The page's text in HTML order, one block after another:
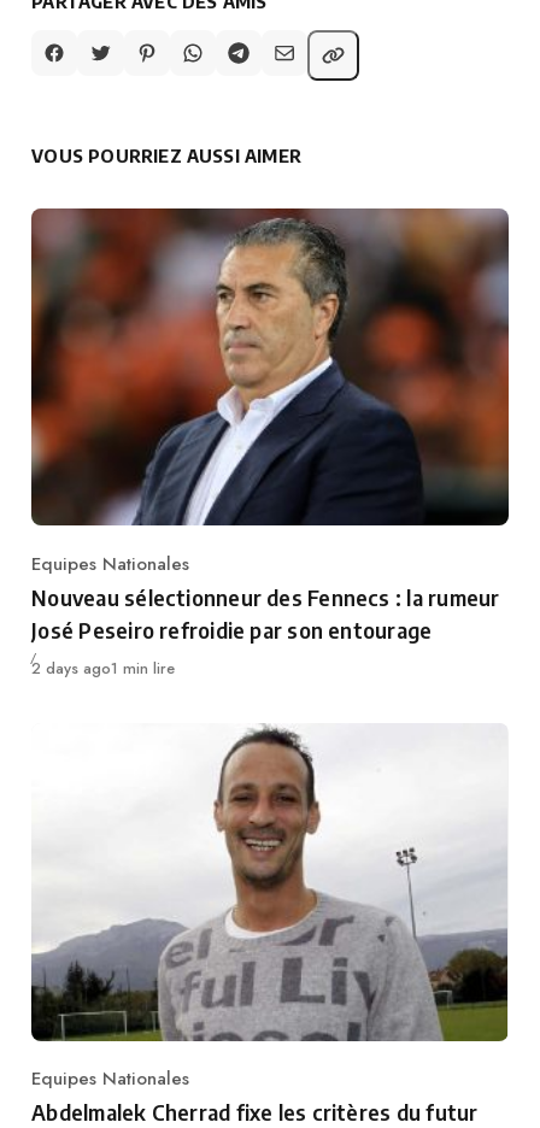
VOUS POURRIEZ AUSSI AIMER
Category
Equipes Nationales
Nouveau sélectionneur des Fennecs : la rumeur
José Peseiro refroidie par son entourage
Publié
2 days ago1 min lire
Category
Equipes Nationales
Abdelmalek Cherrad fixe les critères du futur